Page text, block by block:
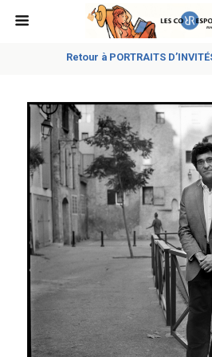
Retour à PORTRAITS